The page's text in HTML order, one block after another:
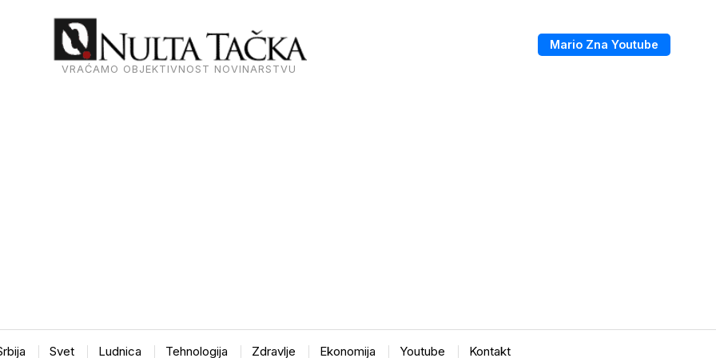
VRAĆAMO OBJEKTIVNOST NOVINARSTVU
Mario Zna Youtube
Svet Ludnica Tehnologija Zdravlje Ekonomija Youtube Kontakt